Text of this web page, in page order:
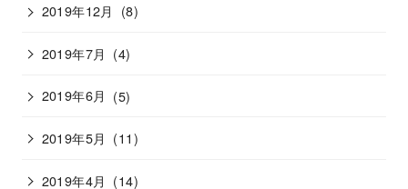
2019年12月 (8)
2019年7月 (4)
2019年6月 (5)
2019年5月 (11)
2019年4月 (14)